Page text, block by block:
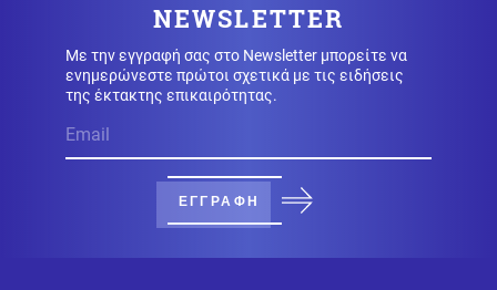
Το «χαρτί» Μητσοτάκη για τη ΔΕΘ: «Πρεσάρισμα» στο
δημογραφικό και φοροελαφρύνσεις
Εσωτερική Ασφάλεια 10.08.2026 - 08:24
Φωτιά τώρα στον Κουβαρά
NEWSLETTER
Με την εγγραφή σας στο Newsletter μπορείτε να
ενημερώνεστε πρώτοι σχετικά με τις ειδήσεις
της έκτακτης επικαιρότητας.
ΕΓΓΡΑΦΗ